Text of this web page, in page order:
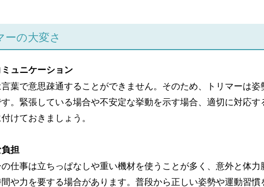
ーの大変さ
ュニケーション
葉で意思疎通することができません。そのため、トリマーは
。緊張している場合や不安定な挙動を示す場合、適切に対応
けておきましょう。
担
の仕事は立ちっぱなしや重い機材を使うことが多く、意外と体
や力を要する場合があります。普段から正しい姿勢や運動習慣